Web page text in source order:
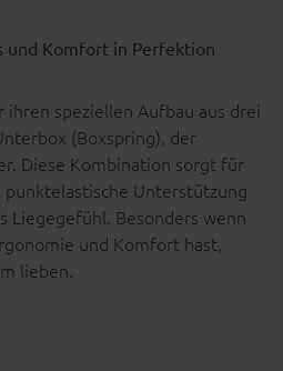
und Komfort in Perfektion
speziellen Aufbau aus drei
(Boxspring), der
Diese Kombination sorgt für
Unterstützung
Liegegefühl. Besonders wenn
und Komfort hast,
lieben.